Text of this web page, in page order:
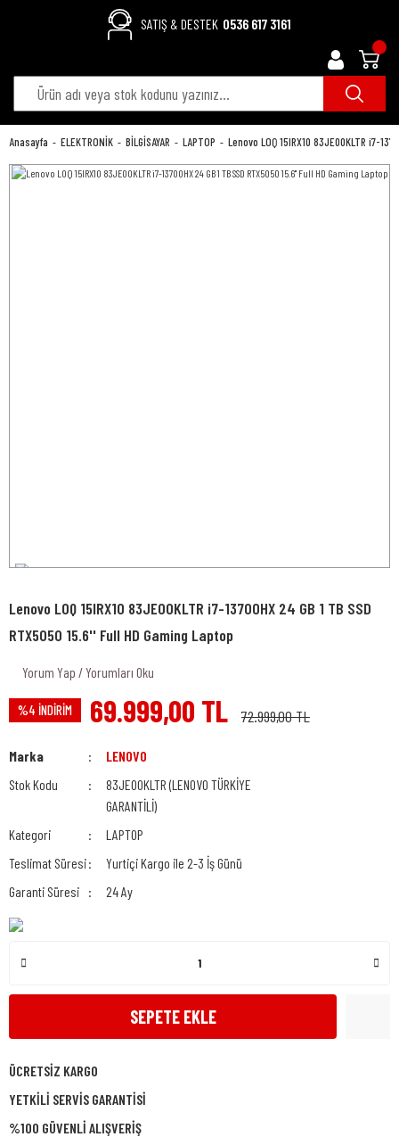
SATIŞ & DESTEK 0536 617 3161
Anasayfa ELEKTRONİK BİLGİSAYAR LAPTOP Lenovo LOQ 15IRX10 83JE00KLTR i7-
Lenovo LOQ 15IRX10 83JE00KLTR i7-13700HX 24 GB 1 TB SSD
RTX5050 15.6'' Full HD Gaming Laptop
Yorum Yap / Yorumları Oku
%4 İNDİRİM 69.999,00 TL 72.999,00 TL
Marka
LENOVO
Stok Kodu
83JE00KLTR (LENOVO TÜRKİYE
GARANTİLİ)
Kategori
LAPTOP
Teslimat Süresi
Yurtiçi Kargo ile 2-3 İş Günü
Garanti Süresi
24 Ay
SEPETE EKLE
ÜCRETSİZ KARGO
YETKİLİ SERVİS GARANTİSİ
%100 GÜVENLİ ALIŞVERİŞ